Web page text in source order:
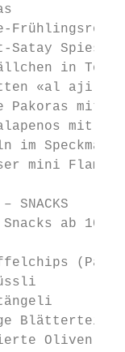
Satay
in
«al
Pakoras mit
mit
im
mini
SNACKS
ab 10
Oliven